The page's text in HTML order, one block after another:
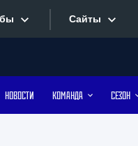
Боброва
Лада
Сайты
НОВОСТИ КОМАНДА СЕЗОН